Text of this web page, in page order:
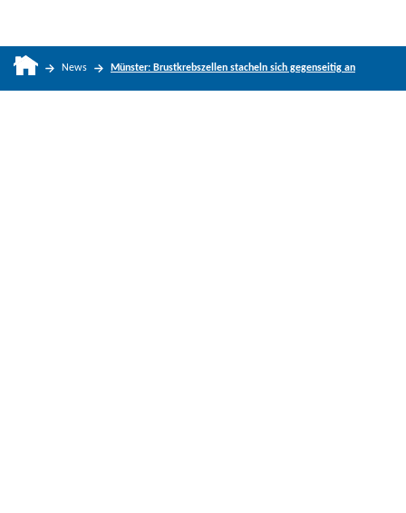
News Münster: Brustkrebszellen stacheln sich gegenseitig an